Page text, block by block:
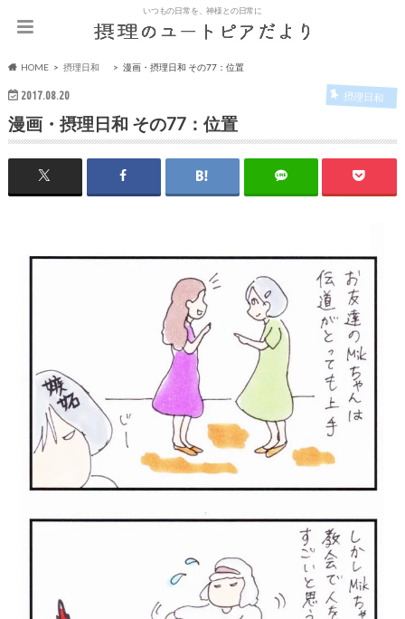
いつもの日常を、神様との日常に
HOME 摂理日和 漫画・摂理日和 その77：位置
2017.08.20 摂理日和
漫画・摂理日和 その77：位置